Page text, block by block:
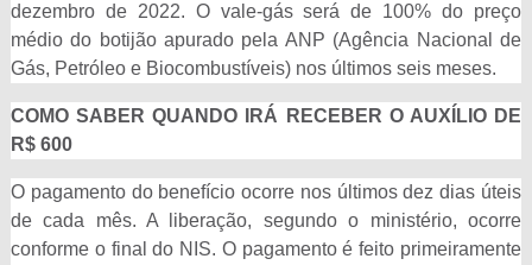
dezembro de 2022. O vale-gás será de 100% do preço
médio do botijão apurado pela ANP (Agência Nacional de
Gás, Petróleo e Biocombustíveis) nos últimos seis meses.
COMO SABER QUANDO IRÁ RECEBER O AUXÍLIO DE
R$ 600
O pagamento do benefício ocorre nos últimos dez dias úteis
de cada mês. A liberação, segundo o ministério, ocorre
conforme o final do NIS. O pagamento é feito primeiramente